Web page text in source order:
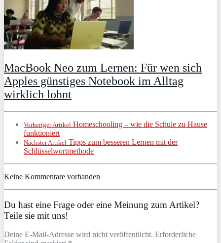
MacBook Neo zum Lernen: Für wen sich
Apples günstiges Notebook im Alltag
wirklich lohnt
Vorheriger Artikel Homeschooling – wie die Schule zu Hause
funktioniert
Nächster Artikel Tipps zum besseren Lernen mit der
Schlüsselwortmethode
Keine Kommentare vorhanden
Du hast eine Frage oder eine Meinung zum Artikel?
Teile sie mit uns!
Deine E-Mail-Adresse wird nicht veröffentlicht. Erforderliche